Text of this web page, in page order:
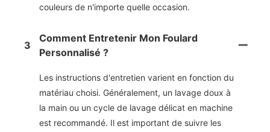
couleurs de n'importe quelle occasion.
3
Comment Entretenir Mon Foulard
Personnalisé ?
Les instructions d'entretien varient en fonction du
matériau choisi. Généralement, un lavage doux à
la main ou un cycle de lavage délicat en machine
est recommandé. Il est important de suivre les